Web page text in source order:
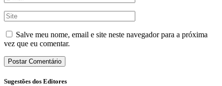
Salve meu nome, email e site neste navegador para a próxima
vez que eu comentar.
Sugestões dos Editores